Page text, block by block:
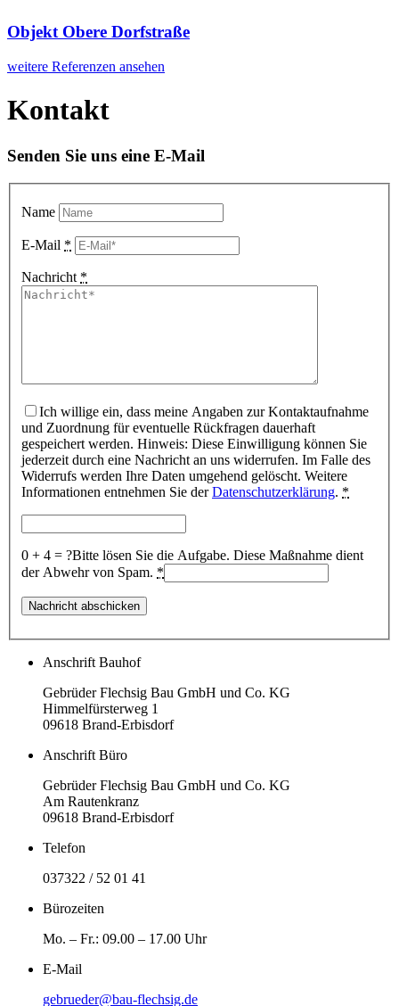
Objekt Obere Dorfstraße
weitere Referenzen ansehen
Kontakt
Senden Sie uns eine E-Mail
Name
E-Mail *
Nachricht *
Ich willige ein, dass meine Angaben zur Kontaktaufnahme
und Zuordnung für eventuelle Rückfragen dauerhaft
gespeichert werden. Hinweis: Diese Einwilligung können Sie
jederzeit durch eine Nachricht an uns widerrufen. Im Falle des
Widerrufs werden Ihre Daten umgehend gelöscht. Weitere
Informationen entnehmen Sie derDatenschutzerklärung. *
0 + 4 = ?Bitte lösen Sie die Aufgabe. Diese Maßnahme dient
der Abwehr von Spam. *
Anschrift Bauhof
Gebrüder Flechsig Bau GmbH und Co. KG
Himmelfürsterweg 1
09618 Brand-Erbisdorf
Anschrift Büro
Gebrüder Flechsig Bau GmbH und Co. KG
Am Rautenkranz
09618 Brand-Erbisdorf
Telefon
037322 / 52 01 41
Bürozeiten
Mo. – Fr.: 09.00 – 17.00 Uhr
E-Mail
gebrueder@bau-flechsig.de